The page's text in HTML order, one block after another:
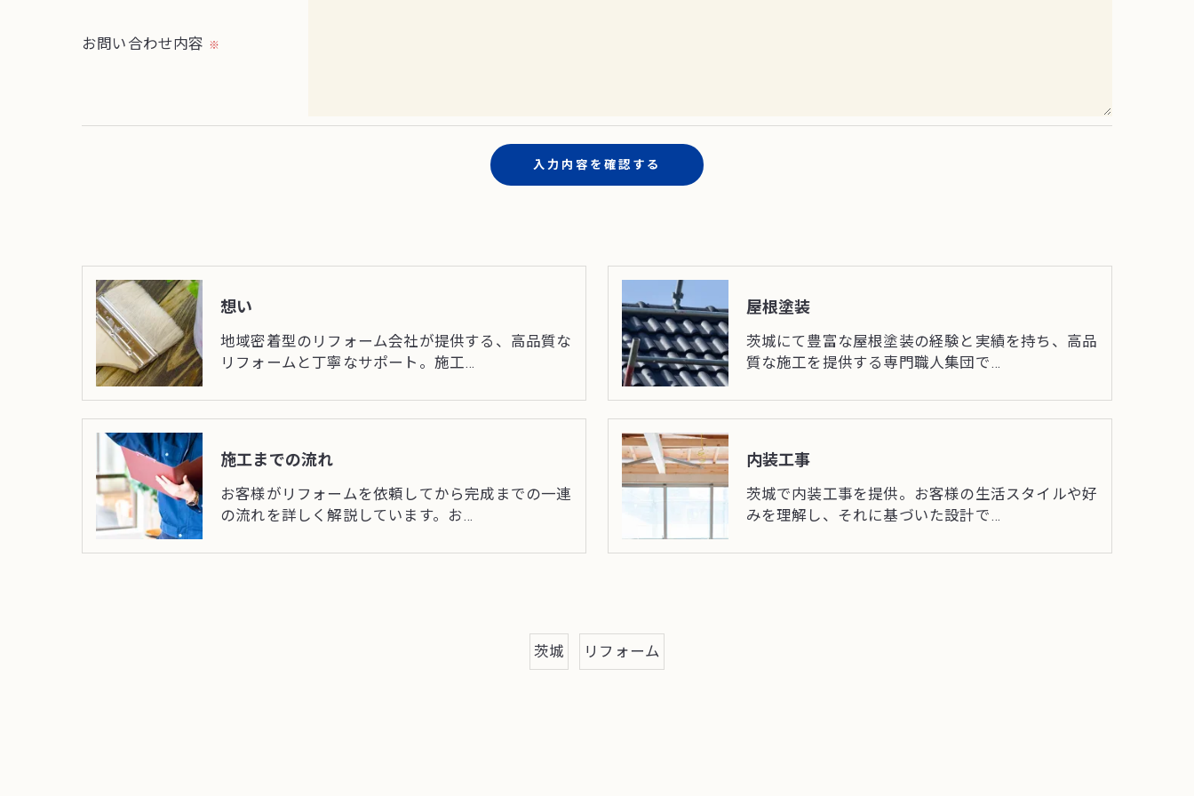
必要な情報を頂けない場合は、それに対応した当社のサービスをご提供できない場合がございますので予めご了承ください。
当社では、お客様の個人情報の開示･訂正･削除・利用停止の手続を定めさせて頂いております。
個人情報の開示･訂正･削除・利用停止の具体的手続きにつきましては、お電話でお問合せ下さい。
お問い合わせ内容 ※
想い
地域密着型のリフォーム会社が提供する、高品質な
リフォームと丁寧なサポート。施工…
屋根塗装
茨城にて豊富な屋根塗装の経験と実績を持ち、高品
質な施工を提供する専門職人集団で…
施工までの流れ
お客様がリフォームを依頼してから完成までの一連
の流れを詳しく解説しています。お…
内装工事
茨城で内装工事を提供。お客様の生活スタイルや好
みを理解し、それに基づいた設計で…
茨城 リフォーム